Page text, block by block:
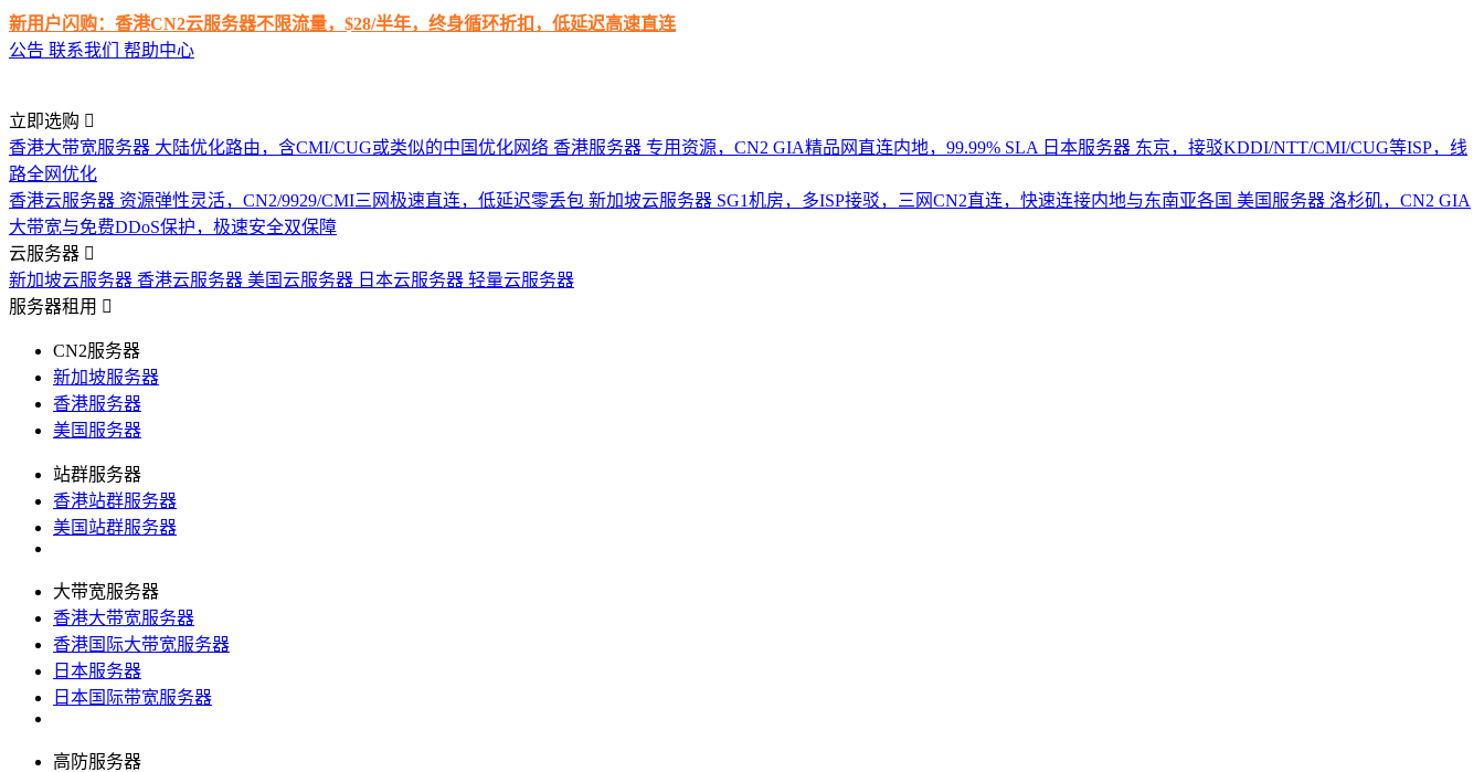
新用户闪购：香港CN2云服务器不限流量，$28/半年，终身循环折扣，低延迟高速直连
公告 联系我们 帮助中心
立即选购
香港大带宽服务器 大陆优化路由，含CMI/CUG或类似的中国优化网络 香港服务器 专用资源，CN2 GIA精品网直连内地，99.99% SLA 日本服务器 东京，接驳KDDI/NTT/CMI/CUG等ISP，线
路全网优化
香港云服务器 资源弹性灵活，CN2/9929/CMI三网极速直连，低延迟零丢包 新加坡云服务器 SG1机房，多ISP接驳，三网CN2直连，快速连接内地与东南亚各国 美国服务器 洛杉矶，CN2 GIA
大带宽与免费DDoS保护，极速安全双保障
云服务器
新加坡云服务器 香港云服务器 美国云服务器 日本云服务器 轻量云服务器
服务器租用
CN2服务器
新加坡服务器
香港服务器
美国服务器
站群服务器
香港站群服务器
美国站群服务器
大带宽服务器
香港大带宽服务器
香港国际大带宽服务器
日本服务器
日本国际带宽服务器
高防服务器